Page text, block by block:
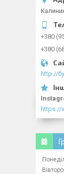
+380
+380
http://